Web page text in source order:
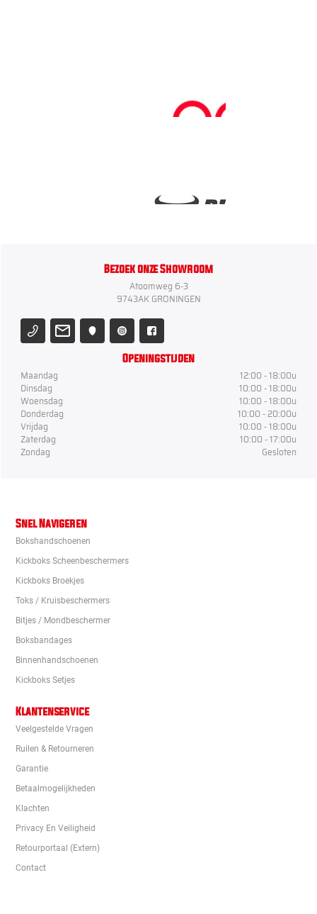
Bezoek onze Showroom
Atoomweg 6-3
9743AK GRONINGEN
Openingstijden
Maandag
12:00 - 18:00u
Dinsdag
10:00 - 18:00u
Woensdag
10:00 - 18:00u
Donderdag
10:00 - 20:00u
Vrijdag
10:00 - 18:00u
Zaterdag
10:00 - 17:00u
Zondag
Gesloten
Snel Navigeren
Bokshandschoenen
Kickboks Scheenbeschermers
Kickboks Broekjes
Toks / Kruisbeschermers
Bitjes / Mondbeschermer
Boksbandages
Binnenhandschoenen
Kickboks Setjes
Klantenservice
Veelgestelde Vragen
Ruilen & Retourneren
Garantie
Betaalmogelijkheden
Klachten
Privacy En Veiligheid
Retourportaal (extern)
Contact